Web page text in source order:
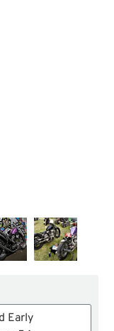
Early